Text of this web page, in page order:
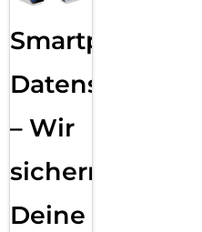
Smartphone
Datensicherung
– Wir
sichern
Deine